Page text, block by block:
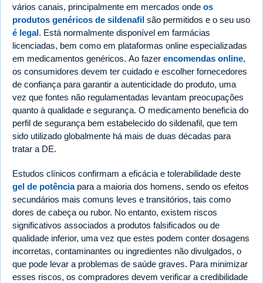
vários canais, principalmente em mercados onde os
produtos genéricos de sildenafil são permitidos e o seu uso
é legal. Está normalmente disponível em farmácias
licenciadas, bem como em plataformas online especializadas
em medicamentos genéricos. Ao fazer encomendas online,
os consumidores devem ter cuidado e escolher fornecedores
de confiança para garantir a autenticidade do produto, uma
vez que fontes não regulamentadas levantam preocupações
quanto à qualidade e segurança. O medicamento beneficia do
perfil de segurança bem estabelecido do sildenafil, que tem
sido utilizado globalmente há mais de duas décadas para
tratar a DE.
Estudos clínicos confirmam a eficácia e tolerabilidade deste
gel de potênciapara a maioria dos homens, sendo os efeitos
secundários mais comuns leves e transitórios, tais como
dores de cabeça ou rubor. No entanto, existem riscos
significativos associados a produtos falsificados ou de
qualidade inferior, uma vez que estes podem conter dosagens
incorretas, contaminantes ou ingredientes não divulgados, o
que pode levar a problemas de saúde graves. Para minimizar
esses riscos, os compradores devem verificar a credibilidade